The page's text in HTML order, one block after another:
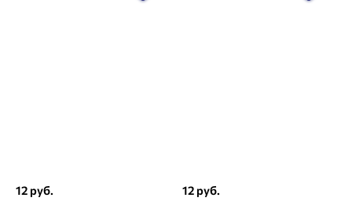
12 руб. 12 руб.